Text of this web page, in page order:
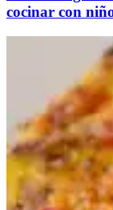
cocinar con